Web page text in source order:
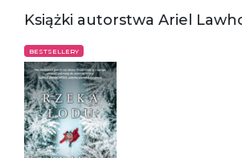
Książki autorstwa Ariel
BESTSELLERY